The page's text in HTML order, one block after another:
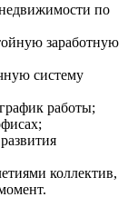
по
заработную
систему
работы;
коллектив,